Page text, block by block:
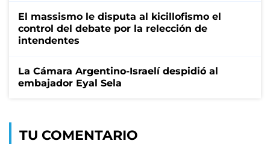
El massismo le disputa al kicillofismo el
control del debate por la relección de
intendentes
La Cámara Argentino-Israelí despidió al
embajador Eyal Sela
TU COMENTARIO